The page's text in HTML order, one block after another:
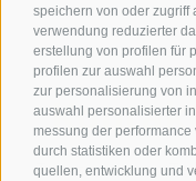
speichern von oder zugriff
verwendung reduzierter
erstellung von profilen für
profilen zur auswahl
zur personalisierung von
auswahl personalisierter
messung der
durch statistiken oder
quellen, entwicklung und
Tourismusverein